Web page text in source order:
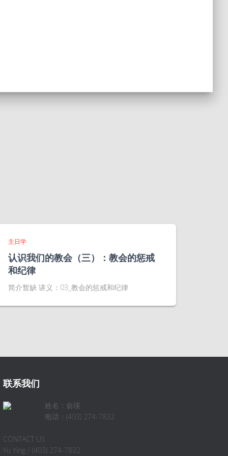
主日学
认识我们的教会（三）：教会的惩戒
和纪律
简介暂缺 讲义：03_教会的惩戒和纪律
联系我们
姓名：俞瑛
电话：(403) 274-7832
CONTACT US
Yu Ying / (403) 274-7832